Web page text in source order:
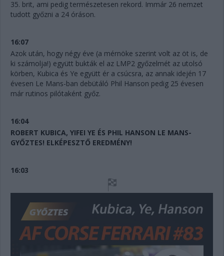
35. brit, ami pedig természetesen rekord. Immár 26 nemzet
tudott győzni a 24 óráson.
16:07
Azok után, hogy négy éve (a mérnöke szerint volt az öt is, de
ki számolja!) együtt bukták el az LMP2 győzelmét az utolsó
körben, Kubica és Ye együtt ér a csúcsra, az annak idején 17
évesen Le Mans-ban debütáló Phil Hanson pedig 25 évesen
már rutinos pilótaként győz.
16:04
ROBERT KUBICA, YIFEI YE ÉS PHIL HANSON LE MANS-
GYŐZTES! ELKÉPESZTŐ EREDMÉNY!
16:03